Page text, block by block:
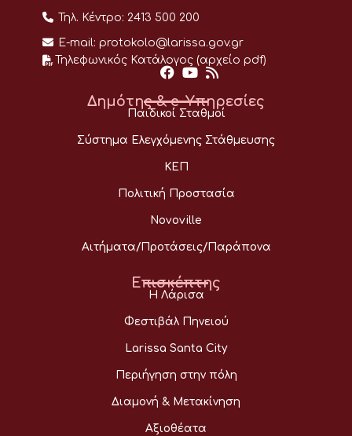
Τηλ. Κέντρο: 2413 500 200
E-mail: protokolo@larissa.gov.gr
Τηλεφωνικός Κατάλογος (αρχείο pdf)
Δημότης & e-Υπηρεσίες
Παιδικοί Σταθμοί
Σύστημα Ελεγχόμενης Στάθμευσης
ΚΕΠ
Πολιτική Προστασία
Novoville
Αιτήματα/Προτάσεις/Παράπονα
Επισκέπτης
Η Λάρισα
Φεστιβάλ Πηνειού
Larissa Santa City
Περιήγηση στην πόλη
Διαμονή & Μετακίνηση
Αξιοθέατα